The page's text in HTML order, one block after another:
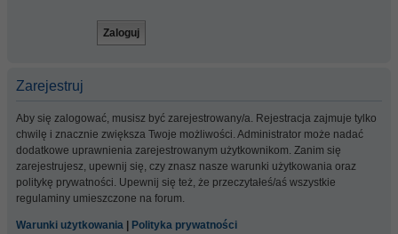
Zarejestruj
Aby się zalogować, musisz być zarejestrowany/a. Rejestracja zajmuje tylko
chwilę i znacznie zwiększa Twoje możliwości. Administrator może nadać
dodatkowe uprawnienia zarejestrowanym użytkownikom. Zanim się
zarejestrujesz, upewnij się, czy znasz nasze warunki użytkowania oraz
politykę prywatności. Upewnij się też, że przeczytałeś/aś wszystkie
regulaminy umieszczone na forum.
Warunki użytkowania Polityka prywatności